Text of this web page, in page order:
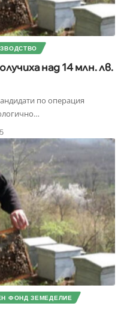
над 14 млн. лв.
по операция
…
ФОНД ЗЕМЕДЕЛИЕ